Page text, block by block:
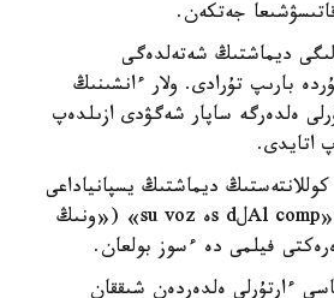
ديماشتىڭ شەتەلدەگى
بارىپ تۇرادى. ولار ءانشىنىڭ
ەلدەرگە ساپار شەگۋدى ازىلدەپ
اتايدى.
كوللانتەستىڭ ديماشتىڭ يسپانياداعى
جانكۇيەرلەرىنە ارنالعان «Al compلs dە su voz» («ونىڭ
فيلمى دە ءسوز بولعان.
ءارتۇرلى ەلدەردەن شىققان